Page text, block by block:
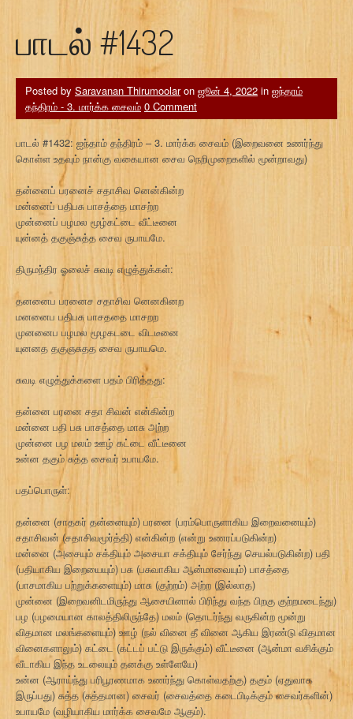
பாடல் #1432
Posted by Saravanan Thirumoolaron ஜூன் 4, 2022 in ஐந்தாம்
தந்திரம் - 3. மார்க்க சைவம் 0 Comment
பாடல் #1432: ஐந்தாம் தந்திரம் – 3. மார்க்க சைவம் (இறைவனை உணர்ந்து
கொள்ள உதவும் நான்கு வகையான சைவ நெறிமுறைகளில் மூன்றாவது)
தன்னைப் பரனைச் சதாசிவ னென்கின்ற
மன்னைப் பதிபசு பாசத்தை மாசற்ற
முன்னைப் பழமல மூழ்கட்டை வீட்டீனை
யுன்னத் தகுஞ்சுத்த சைவ ருபாயமே.
திருமந்திர ஓலைச் சுவடி எழுத்துக்கள்:
தனனைப பரனைச சதாசிவ னெனகினற
மனனைப பதிபசு பாசததை மாசறற
முனனைப பழமல மூழகடடை விடடீனை
யுனனத தகுஞசுதத சைவ ருபாயமெ.
சுவடி எழுத்துக்களை பதம் பிரித்தது:
தன்னை பரனை சதா சிவன் என்கின்ற
மன்னை பதி பசு பாசத்தை மாசு அற்ற
முன்னை பழ மலம் ஊழ் கட்டை வீட்டீனை
உன்ன தகும் சுத்த சைவர் உபாயமே.
பதப்பொருள்:
தன்னை (சாதகர் தன்னையும்) பரனை (பரம்பொருளாகிய இறைவனையும்)
சதாசிவன் (சதாசிவமூர்த்தி) என்கின்ற (என்று உணரப்படுகின்ற)
மன்னை (அசையும் சக்தியும் அசையா சக்தியும் சேர்ந்து செயல்படுகின்ற) பதி
(பதியாகிய இறையையும்) பசு (பசுவாகிய ஆன்மாவையும்) பாசத்தை
(பாசமாகிய பற்றுக்களையும்) மாசு (குற்றம்) அற்ற (இல்லாத)
முன்னை (இறைவனிடமிருந்து ஆசையினால் பிரிந்து வந்த பிறகு குற்றமடைந்து)
பழ (பழமையான காலத்திலிருந்தே) மலம் (தொடர்ந்து வருகின்ற மூன்று
விதமான மலங்களையும்) ஊழ் (நல் வினை தீ வினை ஆகிய இரண்டு விதமான
வினைகளாலும்) கட்டை (கட்டப் பட்டு இருக்கும்) வீட்டீனை (ஆன்மா வசிக்கும்
வீடாகிய இந்த உடலையும் தனக்கு உள்ளேயே)
உன்ன (ஆராய்ந்து பரிபூரணமாக உணர்ந்து கொள்வதற்கு) தகும் (ஏதுவாக
இருப்பது) சுத்த (சுத்தமான) சைவர் (சைவத்தை கடைபிடிக்கும் சைவர்களின்)
உபாயமே (வழியாகிய மார்க்க சைவமே ஆகும்).